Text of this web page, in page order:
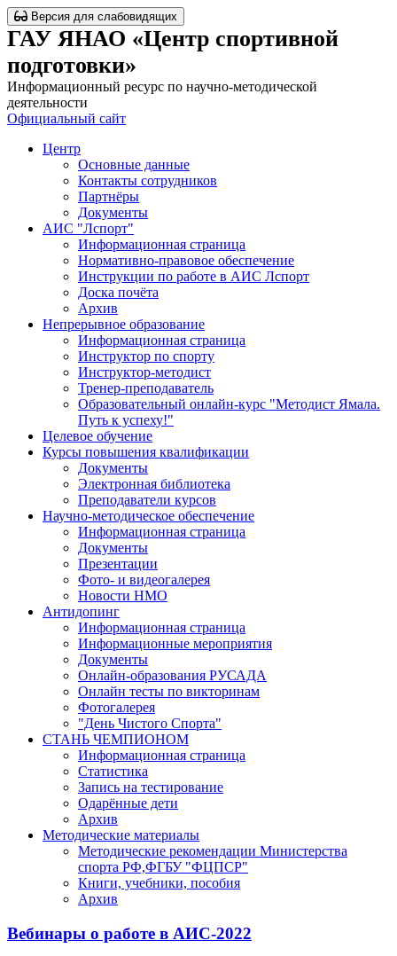
Версия для слабовидящих
ГАУ ЯНАО «Центр спортивной
подготовки»
Информационный ресурс по научно-методической
деятельности
Официальный сайт
Центр
Основные данные
Контакты сотрудников
Партнёры
Документы
АИС "Лспорт"
Информационная страница
Нормативно-правовое обеспечение
Инструкции по работе в АИС Лспорт
Доска почёта
Архив
Непрерывное образование
Информационная страница
Инструктор по спорту
Инструктор-методист
Тренер-преподаватель
Образовательный онлайн-курс "Методист Ямала.
Путь к успеху!"
Целевое обучение
Курсы повышения квалификации
Документы
Электронная библиотека
Преподаватели курсов
Научно-методическое обеспечение
Информационная страница
Документы
Презентации
Фото- и видеогалерея
Новости НМО
Антидопинг
Информационная страница
Информационные мероприятия
Документы
Онлайн-образования РУСАДА
Онлайн тесты по викторинам
Фотогалерея
"День Чистого Спорта"
СТАНЬ ЧЕМПИОНОМ
Информационная страница
Статистика
Запись на тестирование
Одарённые дети
Архив
Методические материалы
Методические рекомендации Министерства
спорта РФ,ФГБУ "ФЦПСР"
Книги, учебники, пособия
Архив
Вебинары о работе в АИС-2022